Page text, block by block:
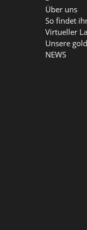
Über uns
So findet
Virtueller
Unsere
NEWS